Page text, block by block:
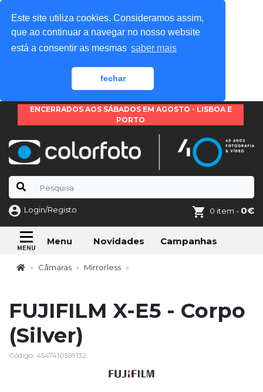
Este site utiliza cookies. Consideramos assim,
que ao continuar a navegar no nosso website
está a consentir as mesmas saber mais
fechar
ENCERRADOS AOS SÁBADOS EM AGOSTO - LISBOA E
PORTO
Login/Registo 0 item - 0€
Menu Novidades Campanhas
Câmaras Mirrorless
FUJIFILM X-E5 - Corpo
(Silver)
Código: 4547410559132